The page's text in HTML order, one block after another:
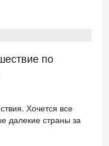
по
Хочется все
далекие страны за